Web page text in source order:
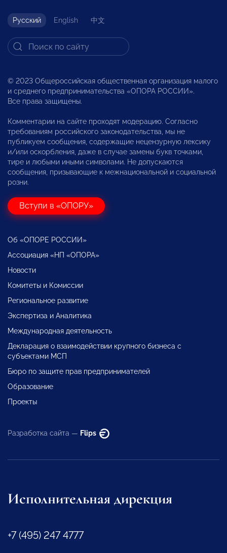
Русский English 中文
© 2023 Общероссийская общественная организация малого
и среднего предпринимательства «ОПОРА РОССИИ».
Все права защищены.
Комментарии на сайте проходят модерацию. Согласно
требованиям российского законодательства, мы не
публикуем сообщения, содержащие нецензурную лексику
и/или оскорбления, даже в случае замены букв точками,
тире и любыми иными символами. Не допускаются
сообщения, призывающие к межнациональной и социальной
розни.
Вступи в «ОПОРУ»
Об «ОПОРЕ РОССИИ»
Ассоциация «НП «ОПОРА»
Новости
Комитеты и Комиссии
Региональное развитие
Экспертиза и Аналитика
Международная деятельность
Декларация о взаимодействии крупного бизнеса с
субъектами МСП
Бюро по защите прав предпринимателей
Образование
Проекты
Разработка сайта — Flips
Исполнительная дирекция
+7 (495) 247 4777